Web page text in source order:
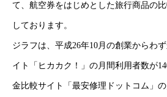
て、航空券をはじめとした旅行商品の
しております。
ジラフは、平成26年10月の創業からわ
イト「ヒカカク！」の月間利用者数が
金比較サイト「最安修理ドットコム」